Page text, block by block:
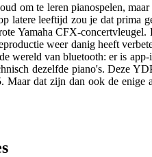
om te leren pianospelen,
latere leeftijd zou je dat prima
Yamaha CFX-
weer danig heeft
wereld van bluetooth: er is
dezelfde piano's. Deze
Maar dat zijn dan ook de enige